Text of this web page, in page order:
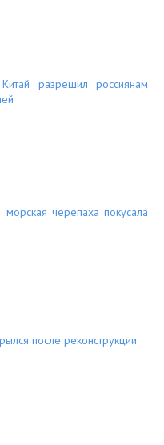
разрешил россиянам
черепаха покусала
после реконструкции